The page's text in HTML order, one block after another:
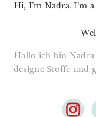
Hi, I’m Nadra. I’m
Hallo ich bin
designe Stoffe und